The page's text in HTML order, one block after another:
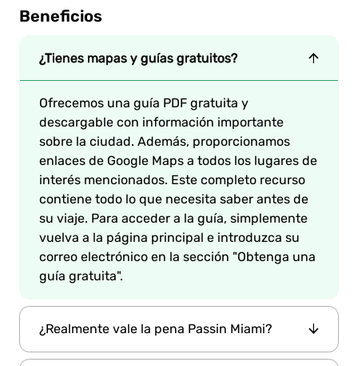
Beneficios
¿Tienes mapas y guías gratuitos?
Ofrecemos una guía PDF gratuita y
descargable con información importante
sobre la ciudad. Además, proporcionamos
enlaces de Google Maps a todos los lugares de
interés mencionados. Este completo recurso
contiene todo lo que necesita saber antes de
su viaje. Para acceder a la guía, simplemente
vuelva a la página principal e introduzca su
correo electrónico en la sección "Obtenga una
guía gratuita".
¿Realmente vale la pena Passin Miami?